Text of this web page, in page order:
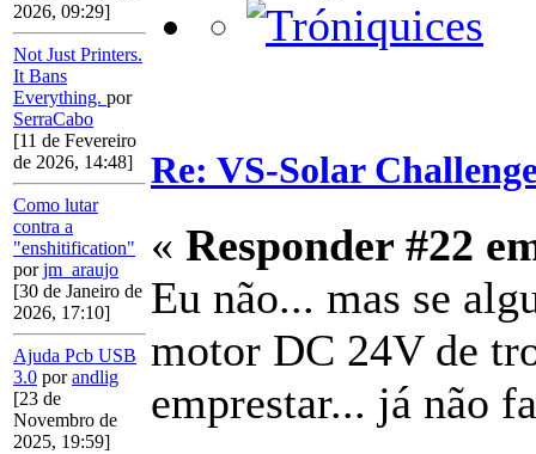
2026, 09:29]
Not Just Printers.
It Bans
Everything. por
SerraCabo
[11 de Fevereiro
de 2026, 14:48]
Como lutar
contra a
"enshitification"
porjm_araujo
[30 de Janeiro de
2026, 17:10]
Ajuda Pcb USB
3.0 porandlig
[23 de
Novembro de
2025, 19:59]
Re: VS-Solar
« Responder #22
Eu não... mas se
motor DC 24V de
emprestar... já não